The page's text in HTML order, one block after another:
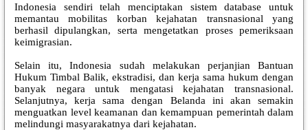
Indonesia sendiri telah menciptakan sistem database untuk
memantau mobilitas korban kejahatan transnasional yang
berhasil dipulangkan, serta mengetatkan proses pemeriksaan
keimigrasian.
Selain itu, Indonesia sudah melakukan perjanjian Bantuan
Hukum Timbal Balik, ekstradisi, dan kerja sama hukum dengan
banyak negara untuk mengatasi kejahatan transnasional.
Selanjutnya, kerja sama dengan Belanda ini akan semakin
menguatkan level keamanan dan kemampuan pemerintah dalam
melindungi masyarakatnya dari kejahatan.